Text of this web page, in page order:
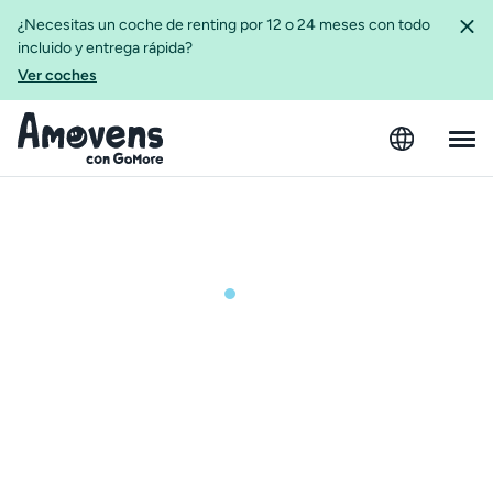
¿Necesitas un coche de renting por 12 o 24 meses con todo
incluido y entrega rápida?
Ver coches